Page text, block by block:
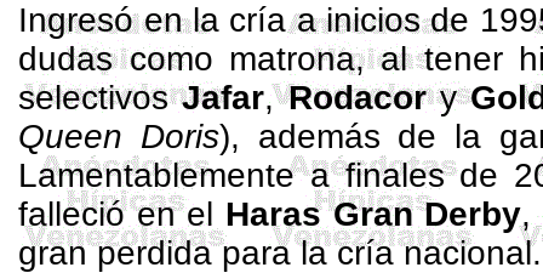
Ingresó en la cría a inicios de
dudas como matrona, al tener
selectivosJafar,Rodacory
Queen Doris), además de la
Lamentablemente a finales de
falleció en el HarasGran Derby,
gran perdida para la cría nacional.